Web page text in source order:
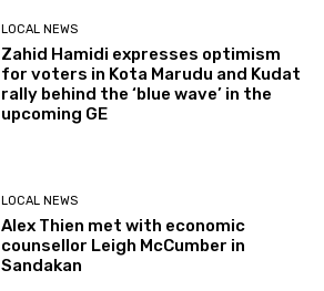
LOCAL NEWS
Zahid Hamidi expresses optimism
for voters in Kota Marudu and Kudat
rally behind the ‘blue wave’ in the
upcoming GE
LOCAL NEWS
Alex Thien met with economic
counsellor Leigh McCumber in
Sandakan